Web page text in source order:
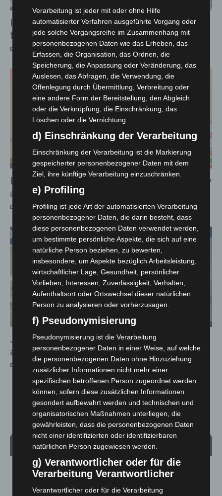
IHKN und DEHOGA fordern „Zentren-SOS“
für Niedersachsens Innenstädte
Die Redaktion - 10. Juli 2026
Bundesverdienstkreuz für Joachim Gerhardy
aus Hannover
Die Redaktion - 8. Juli 2026
Juwelierüberfall am Goetheplatz: Inhaber
angeschossen
Die Redaktion
Wetter
LANGENHAGEN
Bedeckt
Verarbeitung ist jeder mit oder ohne Hilfe
automatisierter Verfahren ausgeführte Vorgang oder
jede solche Vorgangsreihe im Zusammenhang mit
personenbezogenen Daten wie das Erheben, das
Erfassen, die Organisation, das Ordnen, die
Speicherung, die Anpassung oder Veränderung, das
Auslesen, das Abfragen, die Verwendung, die
Offenlegung durch Übermittlung, Verbreitung oder
eine andere Form der Bereitstellung, den Abgleich
oder die Verknüpfung, die Einschränkung, das
Löschen oder die Vernichtung.
d) Einschränkung der Verarbeitung
Einschränkung der Verarbeitung ist die Markierung
gespeicherter personenbezogener Daten mit dem
Ziel, ihre künftige Verarbeitung einzuschränken.
e) Profiling
Profiling ist jede Art der automatisierten Verarbeitung
personenbezogener Daten, die darin besteht, dass
diese personenbezogenen Daten verwendet werden,
um bestimmte persönliche Aspekte, die sich auf eine
natürliche Person beziehen, zu bewerten,
insbesondere, um Aspekte bezüglich Arbeitsleistung,
wirtschaftlicher Lage, Gesundheit, persönlicher
Vorlieben, Interessen, Zuverlässigkeit, Verhalten,
Aufenthaltsort oder Ortswechsel dieser natürlichen
Person zu analysieren oder vorherzusagen.
f) Pseudonymisierung
Pseudonymisierung ist die Verarbeitung
personenbezogener Daten in einer Weise, auf welche
die personenbezogenen Daten ohne Hinzuziehung
zusätzlicher Informationen nicht mehr einer
spezifischen betroffenen Person zugeordnet werden
können, sofern diese zusätzlichen Informationen
gesondert aufbewahrt werden und technischen und
organisatorischen Maßnahmen unterliegen, die
gewährleisten, dass die personenbezogenen Daten
nicht einer identifizierten oder identifizierbaren
natürlichen Person zugewiesen werden.
g) Verantwortlicher oder für die
Verarbeitung Verantwortlicher
Verantwortlicher oder für die Verarbeitung